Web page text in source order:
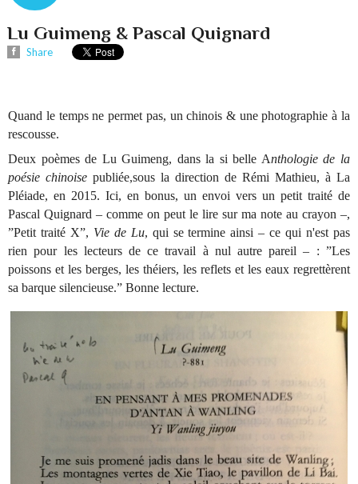
Lu Guimeng & Pascal Quignard
Share
Quand le temps ne permet pas, un chinois & une photographie à la
rescousse.
Deux poèmes de Lu Guimeng, dans la si belle Anthologie de la
poésie chinoise publiée,sous la direction de Rémi Mathieu, à La
Pléiade, en 2015. Ici, en bonus, un envoi vers un petit traité de
Pascal Quignard – comme on peut le lire sur ma note au crayon –,
”Petit traité X”, Vie de Lu, qui se termine ainsi – ce qui n'est pas
rien pour les lecteurs de ce travail à nul autre pareil – : ”Les
poissons et les berges, les théiers, les reflets et les eaux regrettèrent
sa barque silencieuse.” Bonne lecture.